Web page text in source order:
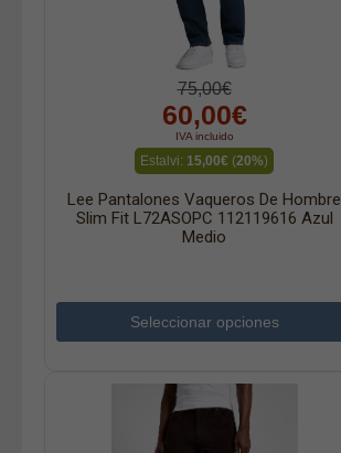
75,00€
60,00€
IVA incluido
Estalvi: 15,00€ (20%)
Lee Pantalones Vaqueros De Hombre
Slim Fit L72ASOPC 112119616 Azul
Medio
Seleccionar opciones